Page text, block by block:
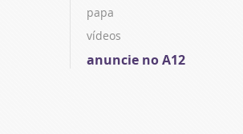
papa
vídeos
anuncie no A12